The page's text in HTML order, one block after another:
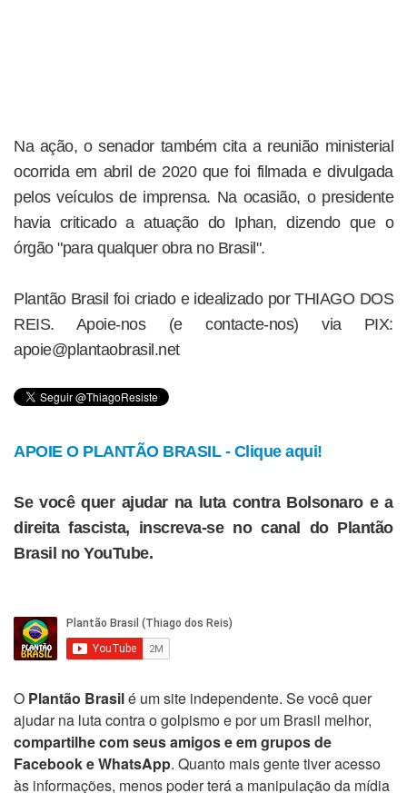
Na ação, o senador também cita a reunião ministerial
ocorrida em abril de 2020 que foi filmada e divulgada
pelos veículos de imprensa. Na ocasião, o presidente
havia criticado a atuação do Iphan, dizendo que o
órgão "para qualquer obra no Brasil".
Plantão Brasil foi criado e idealizado por THIAGO DOS
REIS. Apoie-nos (e contacte-nos) via PIX:
apoie@plantaobrasil.net
APOIE O PLANTÃO BRASIL - Clique aqui!
Se você quer ajudar na luta contra Bolsonaro e a
direita fascista, inscreva-se no canal do Plantão
Brasil no YouTube.
O Plantão Brasilé um site independente. Se você quer
ajudar na luta contra o golpismo e por um Brasil melhor,
compartilhe com seus amigos e em grupos de
Facebook e WhatsApp. Quanto mais gente tiver acesso
às informações, menos poder terá a manipulação da mídia